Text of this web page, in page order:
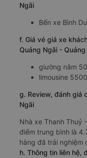
Ngãi
Bến xe Bình
f. Giá vé giá xe
Quảng Ngãi -
giường nằm
limousine
g. Review, đánh giá
Ngãi
Nhà xe Thanh Thuỷ
điểm trung bình là
hàng đã trải nghiệm
h. Thông tin liên hệ,